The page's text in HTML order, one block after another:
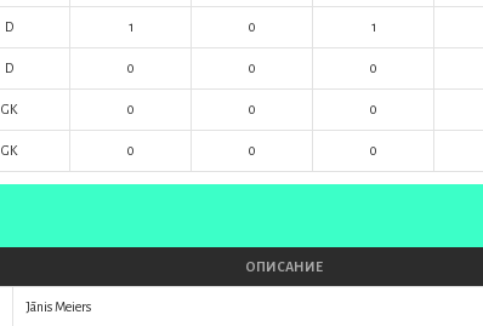
D 1 0 1
D 0 0 0
GK 0 0 0
GK 0 0 0
ОПИСАНИЕ
Jānis Meiers